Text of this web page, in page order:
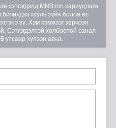
MNB.mn хариуцлага
бичихдээ хууль зүйн болон ёс
үү. Хэм хэмжээг зөрчсөн
Сэтгэгдэлтэй холбоотой санал
утсаар хүлээн авна.